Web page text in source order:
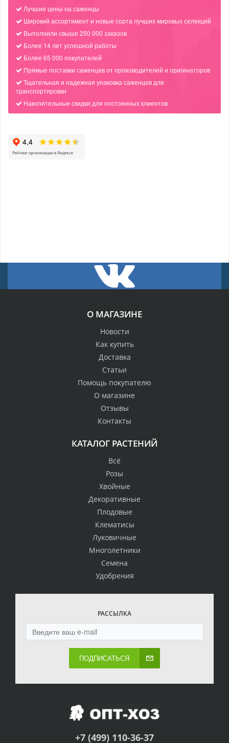
Лучшие цены на саженцы
Широкий ассортимент и новые сорта лучших мировых селекций
Выполнили свыше 250 000 заказов
Более 14 лет успешной работы
Более 65 000 покупателей
Прямые поставки саженцев от производителей и оригинаторов
Тщательная и надежная упаковка саженцев для
транспортировки
Накопительные скидки для постоянных клиентов
О МАГАЗИНЕ
Новости
Как купить
Доставка
Статьи
Помощь покупателю
О магазине
Отзывы
Контакты
КАТАЛОГ РАСТЕНИЙ
Всё
Розы
Хвойные
Декоративные
Плодовые
Клематисы
Луковичные
Многолетники
Семена
Удобрения
РАССЫЛКА
ПОДПИСАТЬСЯ
+7 (499) 110-36-37